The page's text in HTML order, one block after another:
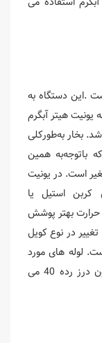
.این دستگاه به
یونیت هیتر آبگرم
بخار به‌طورکلی
باتوجه‌به همین
است. در یونیت
کربن استیل یا
بهتر پوشش
در نوع کویل
لوله های مورد
استفاده در ساخت هیتر بخار معمولا لوله بدون درز رده 40 می